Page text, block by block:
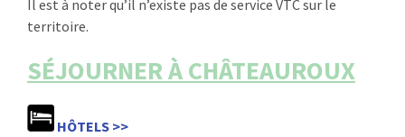
Il est à noter qu’il n’existe pas de service VTC sur le
territoire.
SÉJOURNER À CHÂTEAUROUX
HÔTELS >>